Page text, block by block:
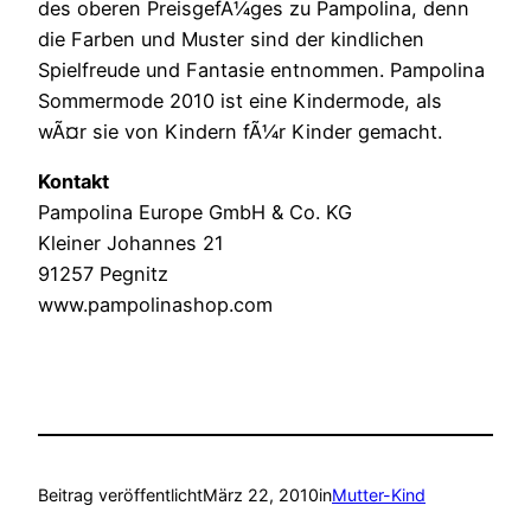
des oberen PreisgefÃ¼ges zu Pampolina, denn
die Farben und Muster sind der kindlichen
Spielfreude und Fantasie entnommen. Pampolina
Sommermode 2010 ist eine Kindermode, als
wÃ¤r sie von Kindern fÃ¼r Kinder gemacht.
Kontakt
Pampolina Europe GmbH & Co. KG
Kleiner Johannes 21
91257 Pegnitz
www.pampolinashop.com
Beitrag veröffentlichtMärz 22, 2010inMutter-Kind